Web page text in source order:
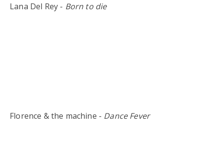
Lana Del Rey - Born to die
Florence & the machine - Dance Fever